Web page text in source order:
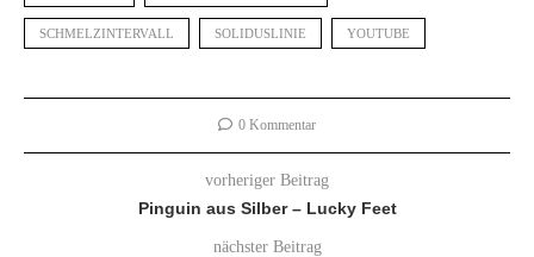
SCHMELZINTERVALL SOLIDUSLINIE YOUTUBE
0 Kommentar
vorheriger Beitrag
Pinguin aus Silber – Lucky Feet
nächster Beitrag